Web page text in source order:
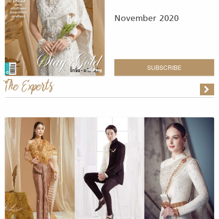
November 2020
SUBSCRIBE
The Experts